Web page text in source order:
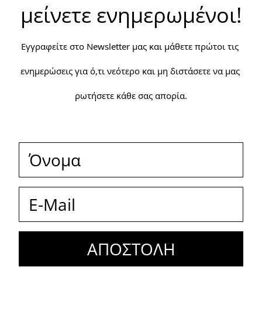
μείνετε ενημερωμένοι!
Εγγραφείτε στο Newsletter μας και μάθετε πρώτοι τις
ενημερώσεις για ό,τι νεότερο και μη διστάσετε να μας
ρωτήσετε κάθε σας απορία.
ΑΠΟΣΤΟΛΗ